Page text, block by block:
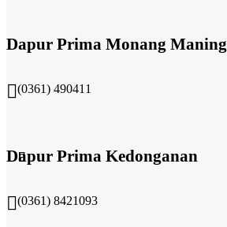
Dapur Prima Monang Maning
(0361) 490411​
Dapur Prima Kedonganan
(0361) 8421093